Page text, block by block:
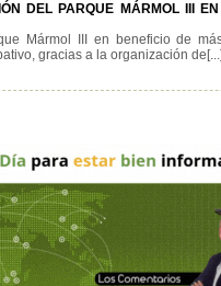
DEL PARQUE MÁRMOL III
Mármol III en beneficio de
gracias a la organización